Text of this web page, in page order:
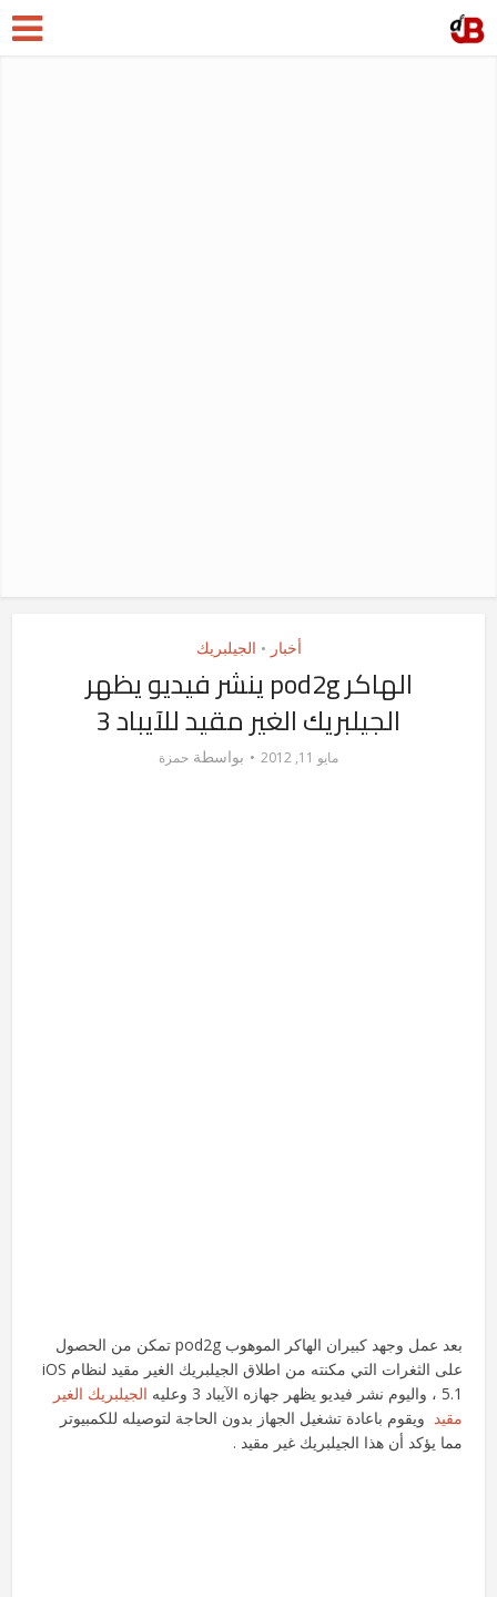
أخبار • الجيلبريك
الهاكر pod2g ينشر فيديو يظهر
الجيلبريك الغير مقيد للآيباد 3
مايو 11, 2012 بواسطة حمزة
بعد عمل وجهد كبيران الهاكر الموهوب pod2g تمكن من الحصول
على الثغرات التي مكنته من اطلاق الجيلبريك الغير مقيد لنظام iOS
5.1 ، واليوم نشر فيديو يظهر جهازه الآيباد 3 وعليه
الجيلبريك الغير
مقيد ويقوم باعادة تشغيل الجهاز بدون الحاجة لتوصيله للكمبيوتر
مما يؤكد أن هذا الجيلبريك غير مقيد .